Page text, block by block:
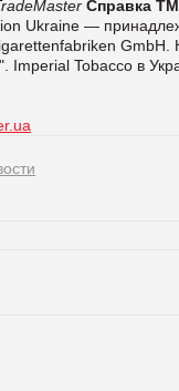
Справка
Ukraine —
GmbH.
Tobacco в